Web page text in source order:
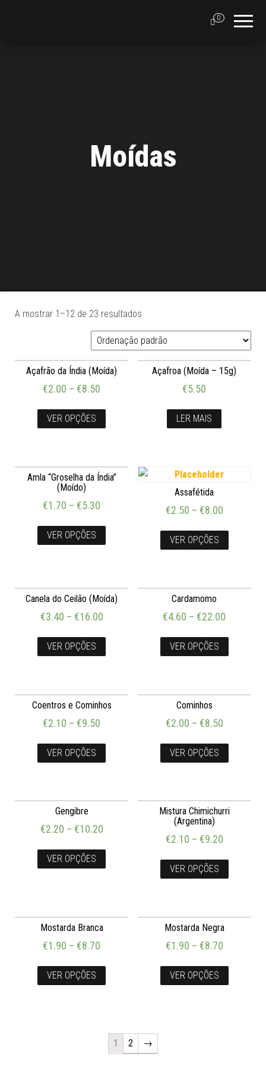
0
Moídas
A mostrar 1–12 de 23 resultados
Açafrão da Índia (Moída)
€2.00 –€8.50
VER OPÇÕES
Açafroa (Moída – 15g)
€5.50
LER MAIS
Amla “Groselha da Índia”
(Moído)
€1.70 –€5.30
VER OPÇÕES
Assafétida
€2.50 – €8.00
VER OPÇÕES
Canela do Ceilão (Moída)
€3.40 – €16.00
VER OPÇÕES
Cardamomo
€4.60 –€22.00
VER OPÇÕES
Coentros e Cominhos
€2.10 –€9.50
VER OPÇÕES
Cominhos
€2.00 – €8.50
VER OPÇÕES
Gengibre
€2.20 – €10.20
VER OPÇÕES
Mistura Chimichurri
(Argentina)
€2.10 – €9.20
VER OPÇÕES
Mostarda Branca
€1.90 –€8.70
VER OPÇÕES
Mostarda Negra
€1.90 – €8.70
VER OPÇÕES
1 2 →